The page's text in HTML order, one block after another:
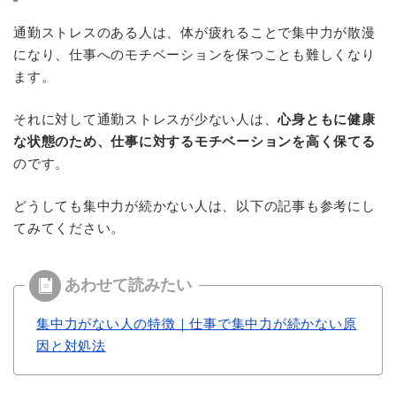
通勤ストレスのある人は、体が疲れることで集中力が散漫
になり、仕事へのモチベーションを保つことも難しくなり
ます。
それに対して通勤ストレスが少ない人は、心身ともに健康
な状態のため、仕事に対するモチベーションを高く保てる
のです。
どうしても集中力が続かない人は、以下の記事も参考にし
てみてください。
集中力がない人の特徴｜仕事で集中力が続かない原
因と対処法